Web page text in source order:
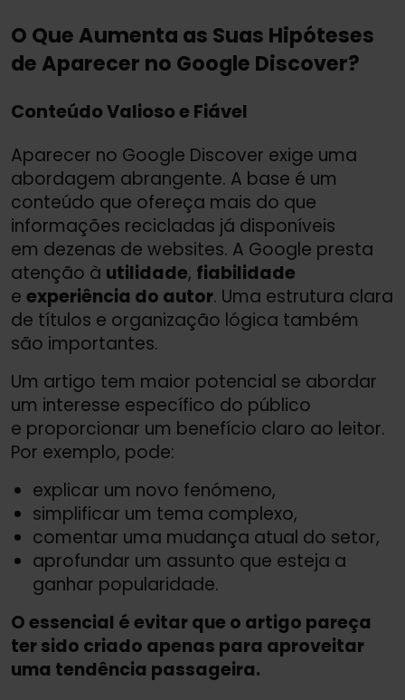
O Que Aumenta as Suas Hipóteses
de Aparecer no Google Discover?
Conteúdo Valioso e Fiável
Aparecer no Google Discover exige uma
abordagem abrangente. A base é um
conteúdo que ofereça mais do que
informações recicladas já disponíveis
em dezenas de websites. A Google presta
atenção à utilidade, fiabilidade
e experiência do autor. Uma estrutura clara
de títulos e organização lógica também
são importantes.
Um artigo tem maior potencial se abordar
um interesse específico do público
e proporcionar um benefício claro ao leitor.
Por exemplo, pode:
explicar um novo fenómeno,
simplificar um tema complexo,
comentar uma mudança atual do setor,
aprofundar um assunto que esteja a
ganhar popularidade.
O essencial é evitar que o artigo pareça
ter sido criado apenas para aproveitar
uma tendência passageira.